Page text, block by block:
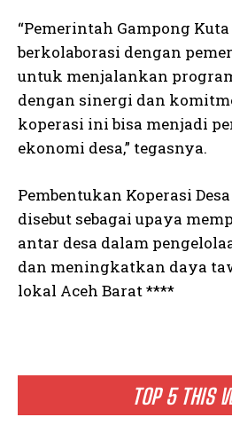
TOP 5 THIS
“Pemerintah Gampong
berkolaborasi dengan
untuk menjalankan
dengan sinergi dan
koperasi ini bisa menjadi
ekonomi desa,” tegasnya.
Pembentukan Koperasi
disebut sebagai upaya
antar desa dalam
dan meningkatkan daya
lokal Aceh Barat ****